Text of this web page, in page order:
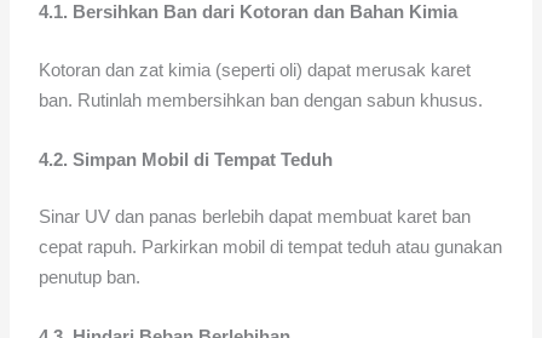
4.1. Bersihkan Ban dari Kotoran dan Bahan Kimia
Kotoran dan zat kimia (seperti oli) dapat merusak karet
ban. Rutinlah membersihkan ban dengan sabun khusus.
4.2. Simpan Mobil di Tempat Teduh
Sinar UV dan panas berlebih dapat membuat karet ban
cepat rapuh. Parkirkan mobil di tempat teduh atau gunakan
penutup ban.